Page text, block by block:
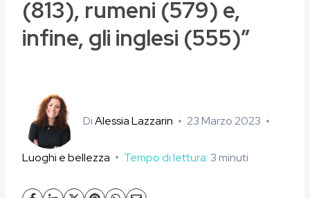
(813), rumeni (579) e,
infine, gli inglesi (555)”
DiAlessia Lazzarin 23 Marzo 2023
Luoghi e bellezza Tempo di lettura:3minuti